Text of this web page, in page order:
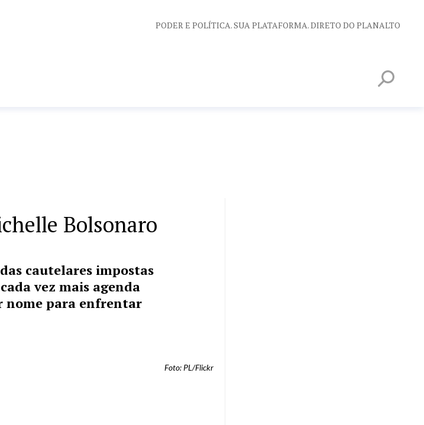
PODER E POLÍTICA. SUA PLATAFORMA. DIRETO DO PLANALTO
Bolsonaro
cautelares impostas
vez mais agenda
nome para enfrentar
Foto: PL/Flickr